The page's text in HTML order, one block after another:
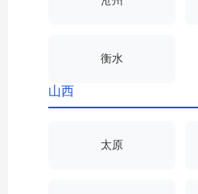
衡水
山西
太原